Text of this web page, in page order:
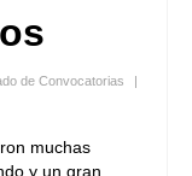
de Convocatorias
|
muchas
y un gran